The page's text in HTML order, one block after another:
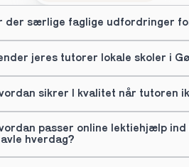
der særlige faglige udfordringer
jeres tutorer lokale skoler i
sikrer I kvalitet når tutoren
passer online lektiehjælp
hverdag?